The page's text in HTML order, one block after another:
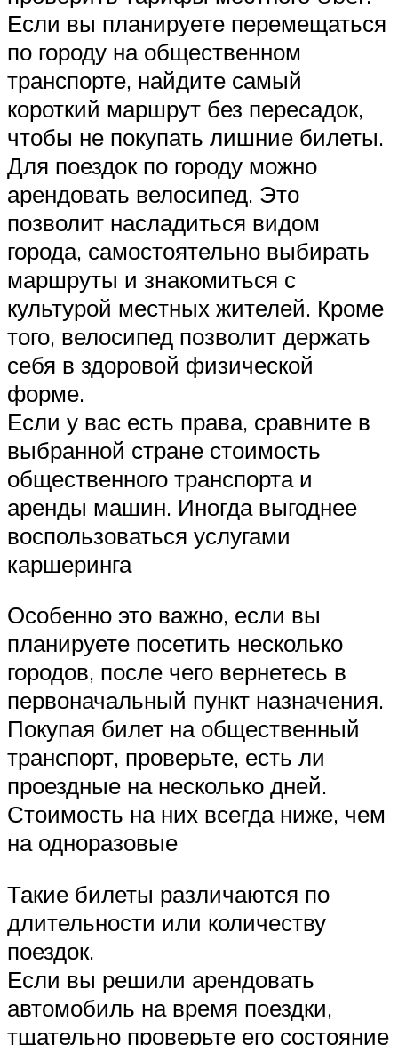
Если вы планируете перемещаться
по городу на общественном
транспорте, найдите самый
короткий маршрут без пересадок,
чтобы не покупать лишние билеты.
Для поездок по городу можно
арендовать велосипед. Это
позволит насладиться видом
города, самостоятельно выбирать
маршруты и знакомиться с
культурой местных жителей. Кроме
того, велосипед позволит держать
себя в здоровой физической
форме.
Если у вас есть права, сравните в
выбранной стране стоимость
общественного транспорта и
аренды машин. Иногда выгоднее
воспользоваться услугами
каршеринга
Особенно это важно, если вы
планируете посетить несколько
городов, после чего вернетесь в
первоначальный пункт назначения.
Покупая билет на общественный
транспорт, проверьте, есть ли
проездные на несколько дней.
Стоимость на них всегда ниже, чем
на одноразовые
Такие билеты различаются по
длительности или количеству
поездок.
Если вы решили арендовать
автомобиль на время поездки,
тщательно проверьте его состояние